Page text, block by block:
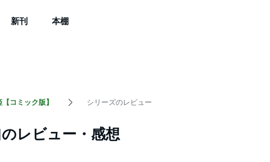
新刊 本棚
コミック版】 シリーズのレビュー
レビュー・感想